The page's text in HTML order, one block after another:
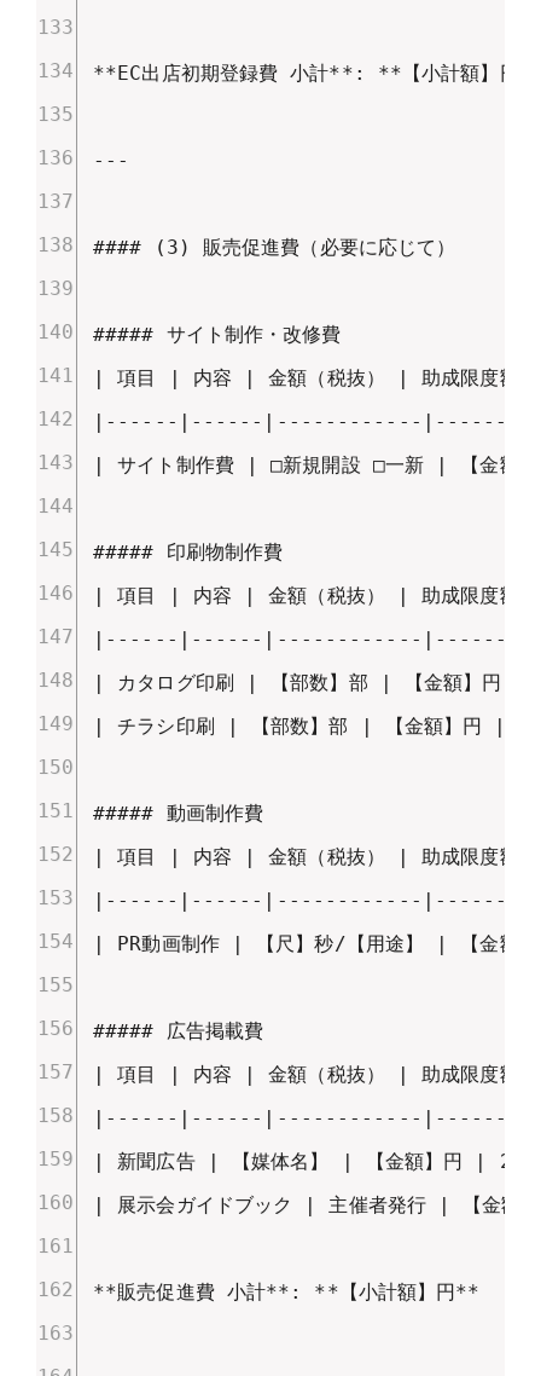
**EC出店初期登録費 小計**: **【小計額】円
---
#### (3) 販売促進費（必要に応じて）
##### サイト制作・改修費
| 項目 | 内容 | 金額（税抜） | 助成限度額
|------|------|------------
| サイト制作費 | □新規開設 □一新 | 【金額
##### 印刷物制作費
| 項目 | 内容 | 金額（税抜） | 助成限度額
|------|------|------------
| カタログ印刷 | 【部数】部 | 【金額】円
| チラシ印刷 | 【部数】部 | 【金額】円 |
##### 動画制作費
| 項目 | 内容 | 金額（税抜） | 助成限度額
|------|------|------------
| PR動画制作 | 【尺】秒/【用途】 | 【金
##### 広告掲載費
| 項目 | 内容 | 金額（税抜） | 助成限度額
|------|------|------------
| 新聞広告 | 【媒体名】 | 【金額】円 | 20
| 展示会ガイドブック | 主催者発行 | 【金
**販売促進費 小計**: **【小計額】円**